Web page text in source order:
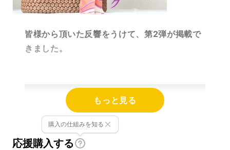
皆様から頂いた反響をうけて、第2弾が掲載で
きました。
【リラ】ブランド紹介
もっと見る
応援購入する
購入の仕組みを知る